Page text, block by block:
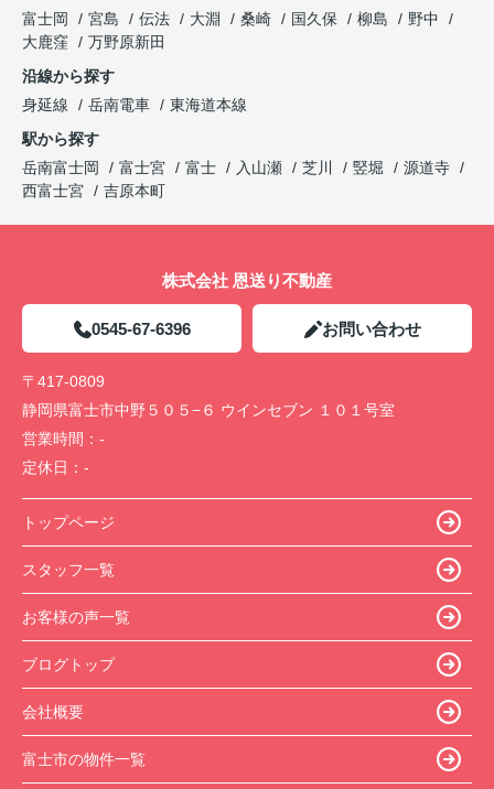
富士岡
宮島 伝法 大淵 桑崎 国久保 柳島
野中
大鹿窪
万野原新田
沿線から探す
身延線
岳南電車
東海道本線
駅から探す
岳南富士岡
富士宮 富士 入山瀬 芝川 竪堀
源道寺
西富士宮
吉原本町
株式会社 恩送り不動産
0545-67-6396 お問い合わせ
〒417-0809
静岡県富士市中野５０５−６ ウインセブン １０１号室
営業時間： -
定休日： -
トップページ
スタッフ一覧
お客様の声一覧
ブログトップ
会社概要
富士市の物件一覧